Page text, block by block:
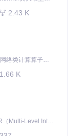
2.43 K
本项目是CANN提供的神经网络类计算算子库，实现网络在NPU上加速计算。
1.66 K
AscendNPU-IR是基于MLIR（Multi-Level Intermediate Representation）构建的，面向昇腾亲和算子编译时使用的中间表示，提供昇腾完备表达能力，通过编译优化提升昇腾AI处理器计算效率，支持通过生态框架使能昇腾AI处理器与深度调优